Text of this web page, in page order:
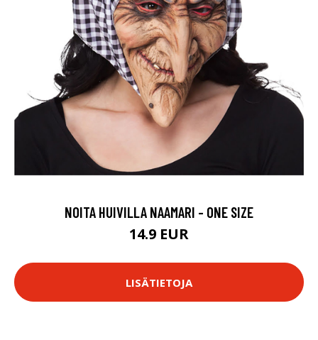
NOITA HUIVILLA NAAMARI - ONE SIZE
14.9 EUR
LISÄTIETOJA